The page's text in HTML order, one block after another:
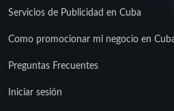
Servicios de Publicidad en Cuba
Como promocionar mi negocio en
Preguntas Frecuentes
Iniciar sesión